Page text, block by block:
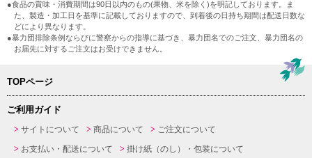
●食品の賞味・消費期間は90日以内のもの(果物、米を除く)を明記しております。ま
た、製造・加工日を基準に記載しておりますので、到着後の日持ち期間は配送日数な
どにより異なります。
●暴力団排除条例ならびに警察からの指導に基づき、暴力団名でのご注文、暴力団名の
お届先に対するご注文はお受けできません。
TOPページ
ご利用ガイド
サイトについて 商品について
ご注文について
お支払い・配送について
掛け紙（のし）・包装について